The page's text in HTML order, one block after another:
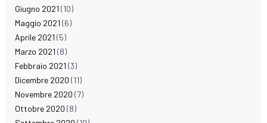
Giugno 2021 (10)
Maggio 2021 (6)
Aprile 2021 (5)
Marzo 2021 (8)
Febbraio 2021 (3)
Dicembre 2020 (11)
Novembre 2020 (7)
Ottobre 2020 (8)